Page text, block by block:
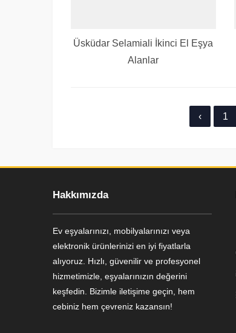
Üsküdar Selamiali İkinci El Eşya
Alanlar
‹ 1
Hakkımızda
Ev eşyalarınızı, mobilyalarınızı veya
elektronik ürünlerinizi en iyi fiyatlarla
alıyoruz. Hızlı, güvenilir ve profesyonel
hizmetimizle, eşyalarınızın değerini
keşfedin. Bizimle iletişime geçin, hem
cebiniz hem çevreniz kazansın!
Ayşe Yılmaz